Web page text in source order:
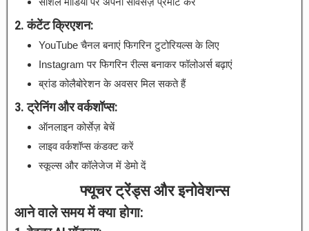
2. कंटेंट क्रिएशन:
YouTube चैनल बनाएं फिगरिन टुटोरियल्स के लिए
Instagram पर फिगरिन रील्स बनाकर फॉलोअर्स बढ़ाएं
ब्रांड कोलैबोरेशन के अवसर मिल सकते हैं
3. ट्रेनिंग और वर्कशॉप्स:
ऑनलाइन कोर्सेज़ बेचें
लाइव वर्कशॉप्स कंडक्ट करें
स्कूल्स और कॉलेजेज में डेमो दें
फ्यूचर ट्रेंड्स और इनोवेशन्स
आने वाले समय में क्या होगा: